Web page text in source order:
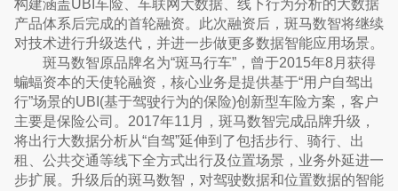
构建涵盖UBI车险、车联网大数据、线下行为分析的大数据
产品体系后完成的首轮融资。此次融资后，斑马数智将继续
对技术进行升级迭代，并进一步做更多数据智能应用场景。
斑马数智原品牌名为“斑马行车”，曾于2015年8月获得
蝙蝠资本的天使轮融资，核心业务是提供基于“用户自驾出
行”场景的UBI(基于驾驶行为的保险)创新型车险方案，客户
主要是保险公司。2017年11月，斑马数智完成品牌升级，
将出行大数据分析从“自驾”延伸到了包括步行、骑行、出
租、公共交通等线下全方式出行及位置场景，业务外延进一
步扩展。升级后的斑马数智，对驾驶数据和位置数据的智能